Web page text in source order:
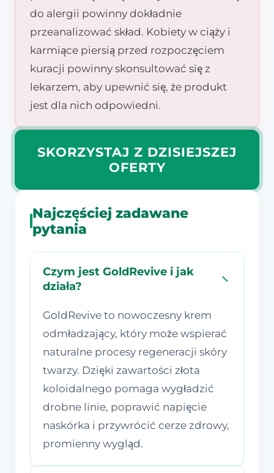
do alergii powinny dokładnie
przeanalizować skład. Kobiety w ciąży i
karmiące piersią przed rozpoczęciem
kuracji powinny skonsultować się z
lekarzem, aby upewnić się, że produkt
jest dla nich odpowiedni.
SKORZYSTAJ Z DZISIEJSZEJ
OFERTY
Najczęściej zadawane
pytania
Czym jest GoldRevive i jak
działa?
GoldRevive to nowoczesny krem
odmładzający, który może wspierać
naturalne procesy regeneracji skóry
twarzy. Dzięki zawartości złota
koloidalnego pomaga wygładzić
drobne linie, poprawić napięcie
naskórka i przywrócić cerze zdrowy,
promienny wygląd.